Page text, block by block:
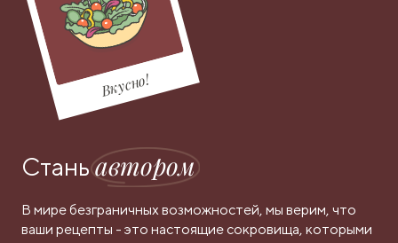
Вкусно!
Станьавтором
В мире безграничных возможностей, мы верим, что
ваши рецепты - это настоящие сокровища, которыми